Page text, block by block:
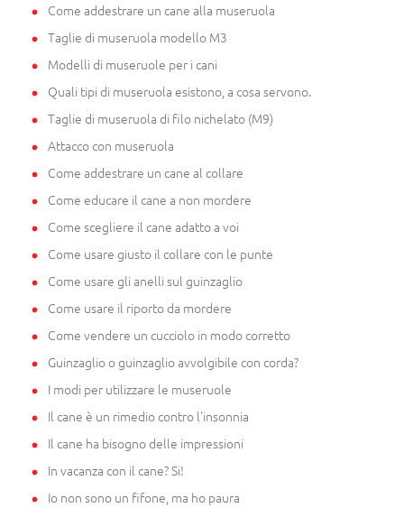
Come addestrare un cane alla museruola
Taglie di museruola modello M3
Modelli di museruole per i cani
Quali tipi di museruola esistono, a cosa servono.
Taglie di museruola di filo nichelato (M9)
Attacco con museruola
Come addestrare un cane al collare
Come educare il cane a non mordere
Come scegliere il cane adatto a voi
Come usare giusto il collare con le punte
Come usare gli anelli sul guinzaglio
Come usare il riporto da mordere
Come vendere un cucciolo in modo corretto
Guinzaglio o guinzaglio avvolgibile con corda?
I modi per utilizzare le museruole
Il cane è un rimedio contro l'insonnia
Il cane ha bisogno delle impressioni
In vacanza con il cane? Si!
Io non sono un fifone, ma ho paura